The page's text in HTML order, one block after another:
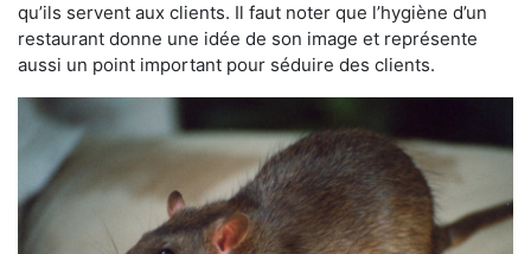
qu’ils servent aux clients. Il faut noter que l’hygiène d’un
restaurant donne une idée de son image et représente
aussi un point important pour séduire des clients.